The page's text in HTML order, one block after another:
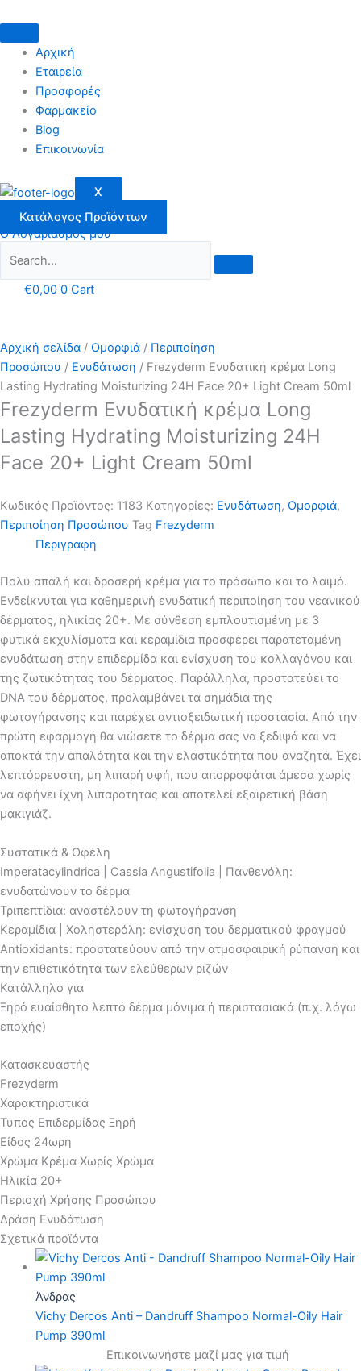
στο
περιεχόμενο
Αρχική
Εταιρεία
Προσφορές
Φαρμακείο
Blog
Επικοινωνία
X
Κατάλογος Προϊόντων
Ο Λογαριασμός μου
€0,00 0 Cart
Αρχική σελίδα / Ομορφιά / Περιποίηση
Προσώπου / Ενυδάτωση / Frezyderm Ενυδατική κρέμα Long
Lasting Hydrating Moisturizing 24H Face 20+ Light Cream 50ml
Frezyderm Ενυδατική κρέμα Long
Lasting Hydrating Moisturizing 24H
Face 20+ Light Cream 50ml
Κωδικός Προϊόντος: 1183 Kατηγορίες: Ενυδάτωση, Ομορφιά,
Περιποίηση Προσώπου Tag Frezyderm
Περιγραφή
Πολύ απαλή και δροσερή κρέμα για το πρόσωπο και το λαιμό.
Ενδείκνυται για καθημερινή ενυδατική περιποίηση του νεανικού
δέρματος, ηλικίας 20+. Με σύνθεση εμπλουτισμένη με 3
φυτικά εκχυλίσματα και κεραμίδια προσφέρει παρατεταμένη
ενυδάτωση στην επιδερμίδα και ενίσχυση του κολλαγόνου και
της ζωτικότητας του δέρματος. Παράλληλα, προστατεύει το
DNA του δέρματος, προλαμβάνει τα σημάδια της
φωτογήρανσης και παρέχει αντιοξειδωτική προστασία. Από την
πρώτη εφαρμογή θα νιώσετε το δέρμα σας να ξεδιψά και να
αποκτά την απαλότητα και την ελαστικότητα που αναζητά. Έχει
λεπτόρρευστη, μη λιπαρή υφή, που απορροφάται άμεσα χωρίς
να αφήνει ίχνη λιπαρότητας και αποτελεί εξαιρετική βάση
μακιγιάζ.
Συστατικά & Οφέλη
Imperatacylindrica | Cassia Angustifolia | Πανθενόλη:
ενυδατώνουν το δέρμα
Τριπεπτίδια: αναστέλουν τη φωτογήρανση
Κεραμίδια | Χοληστερόλη: ενίσχυση του δερματικού φραγμού
Antioxidants: προστατεύουν από την ατμοσφαιρική ρύπανση και
την επιθετικότητα των ελεύθερων ριζών
Κατάλληλο για
Ξηρό ευαίσθητο λεπτό δέρμα μόνιμα ή περιστασιακά (π.χ. λόγω
εποχής)
Κατασκευαστής
Frezyderm
Χαρακτηριστικά
Τύπος Επιδερμίδας Ξηρή
Είδος 24ωρη
Χρώμα Κρέμα Χωρίς Χρώμα
Ηλικία 20+
Περιοχή Χρήσης Πρoσώπου
Δράση Ενυδάτωση
Σχετικά προϊόντα
Άνδρας
Vichy Dercos Anti – Dandruff Shampoo Normal-Oily Hair
Pump 390ml
Επικοινωνήστε μαζί μας για τιμή